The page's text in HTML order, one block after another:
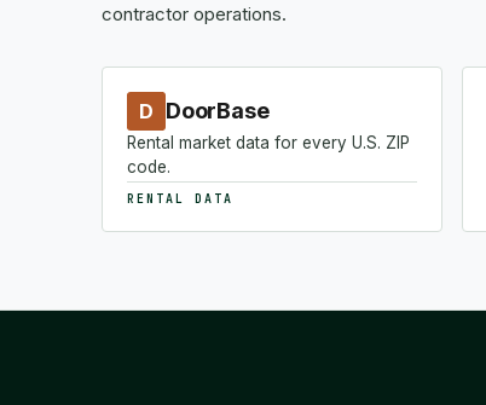
contractor operations.
D DoorBase
Rental market data for every U.S. ZIP
code.
RENTAL DATA